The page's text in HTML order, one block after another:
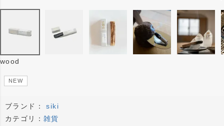
wood
NEW
ブランド：
siki
カテゴリ： 雑貨